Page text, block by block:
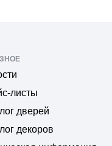
листы
дверей
декоров